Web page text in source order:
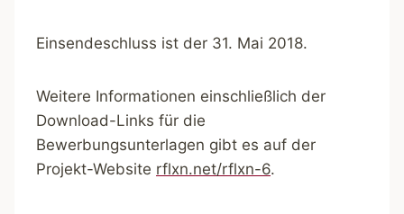
Einsendeschluss ist der 31. Mai 2018.
Weitere Informationen einschließlich der
Download-Links für die
Bewerbungsunterlagen gibt es auf der
Projekt-Website rflxn.net/rflxn-6.